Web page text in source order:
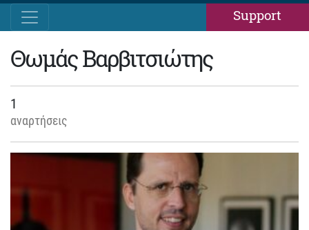
Support
Θωμάς Βαρβιτσιώτης
1
αναρτήσεις